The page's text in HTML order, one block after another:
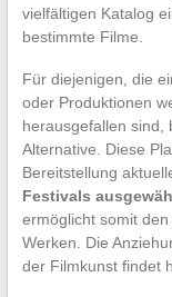
vielfältigen Katalog
bestimmte Filme.
Für diejenigen, die
oder Produktionen
herausgefallen sind,
Alternative. Diese
Bereitstellung
Festivals
ermöglicht somit
Werken. Die
der Filmkunst findet